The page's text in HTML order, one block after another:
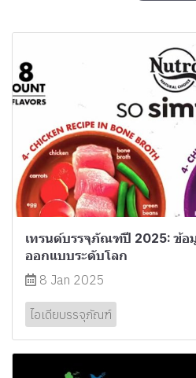
เทรนด์บรรจุภัณฑ์ปี 2025: ข้อ
ออกแบบระดับโลก
8 Jan 2025
ไอเดียบรรจุภัณฑ์